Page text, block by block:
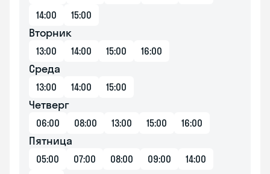
14:00
15:00
Вторник
13:00 14:00 15:00 16:00
Среда
13:00 14:00 15:00
Четверг
06:00 08:00 13:00 15:00 16:00
Пятница
05:00 07:00 08:00 09:00
14:00